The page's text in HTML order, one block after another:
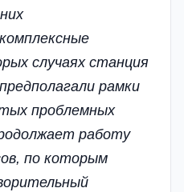
случаях станция
рамки
проблемных
работу
по которым